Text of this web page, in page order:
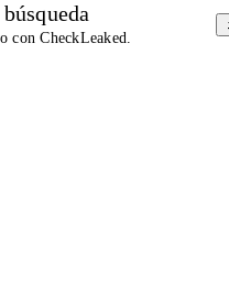
con CheckLeaked.